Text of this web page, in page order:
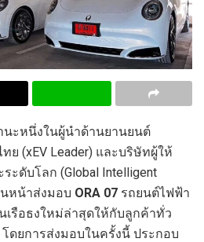
นะหนึ่งในผู้นำด้านยานยนต์
ย (xEV Leader) และบริษัทผู้ให้
ะดับโลก (Global Intelligent
นหน้าส่งมอบ ORA 07 รถยนต์ไฟฟ้า
เรือธงใหม่ล่าสุดให้กับลูกค้าทั่ว
โดยการส่งมอบในครั้งนี้ ประกอบ